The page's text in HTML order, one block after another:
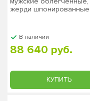
жерди шпонированные
В наличии
88 640 руб.
КУПИТЬ